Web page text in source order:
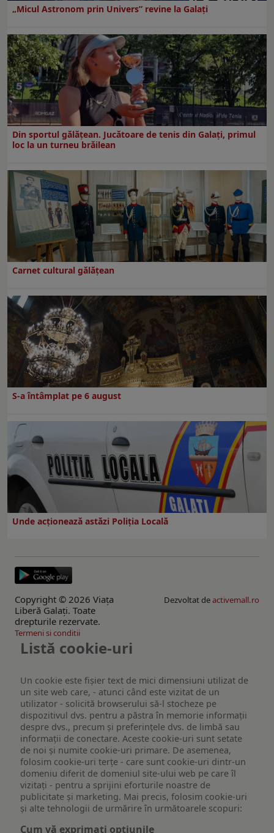
„Micul Astronom prin Univers” revine la Galați
Din sportul gălățean. Jucătoare de tenis din Galați, primul
loc la un turneu brăilean
Carnet cultural gălăţean
S-a întâmplat pe 6 august
Unde acționează astăzi Poliția Locală
Copyright © 2026 Viaţa
Liberă Galaţi. Toate
drepturile rezervate.
Dezvoltat deactivemall.ro
Termeni si conditii
Listă cookie-uri
Un cookie este fişier text de mici dimensiuni utilizat de
un site web care, - atunci când este vizitat de un
utilizator - solicită browserului să-l stocheze pe
dispozitivul dvs. pentru a păstra în memorie informații
despre dvs., precum și preferințele dvs. de limbă sau
informații de conectare. Aceste cookie-uri sunt setate
de noi și numite cookie-uri primare. De asemenea,
folosim cookie-uri terțe - care sunt cookie-uri dintr-un
domeniu diferit de domeniul site-ului web pe care îl
vizitați - pentru a sprijini eforturile noastre de
publicitate și marketing. Mai precis, folosim cookie-uri
și alte tehnologii de urmărire în următoarele scopuri:
Cum vă exprimați opțiunile